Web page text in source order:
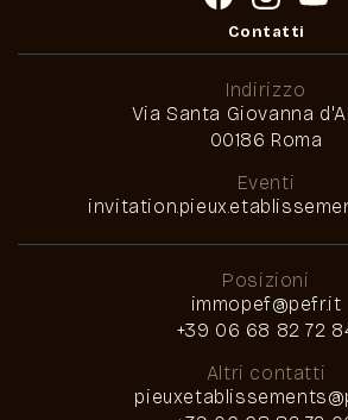
Contatti
Indirizzo
Via Santa Giovanna
00186 Roma
Eventi
Posizioni
immopef@pefr.it
+39 06 68 82 72
Altri contatti